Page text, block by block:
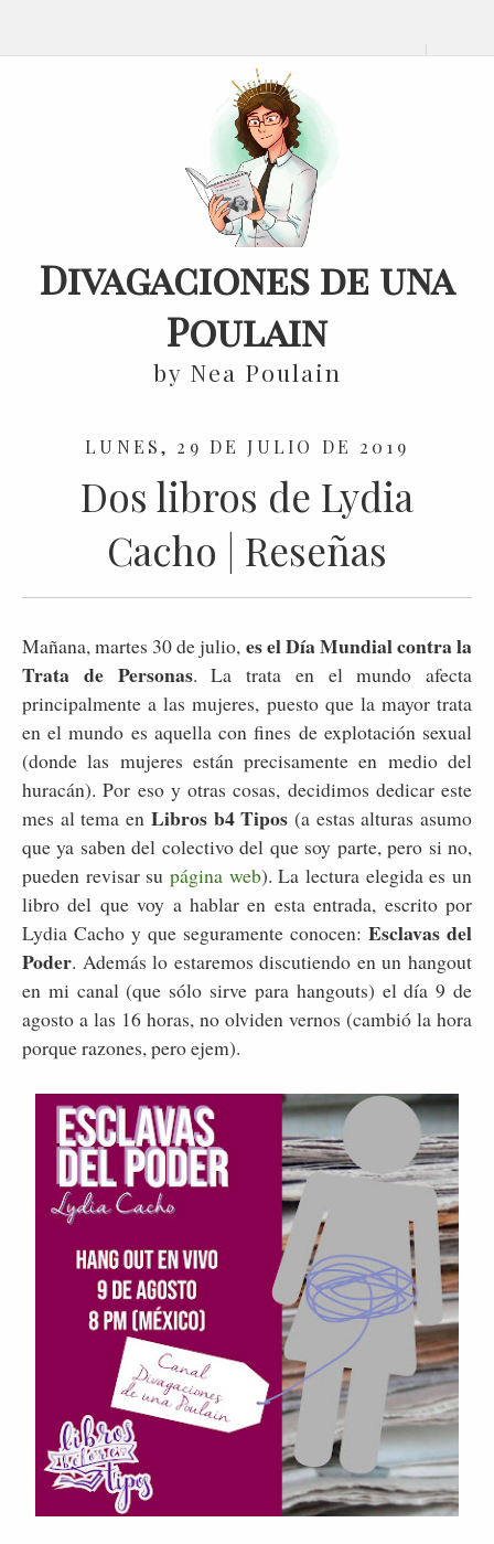
Divagaciones de una
Poulain
by Nea Poulain
LUNES, 29 DE JULIO DE 2019
Dos libros de Lydia
Cacho | Reseñas
Mañana, martes 30 de julio, es el Día Mundial contra la
Trata de Personas. La trata en el mundo afecta
principalmente a las mujeres, puesto que la mayor trata
en el mundo es aquella con fines de explotación sexual
(donde las mujeres están precisamente en medio del
huracán). Por eso y otras cosas, decidimos dedicar este
mes al tema en Libros b4 Tipos (a estas alturas asumo
que ya saben del colectivo del que soy parte, pero si no,
pueden revisar su página web). La lectura elegida es un
libro del que voy a hablar en esta entrada, escrito por
Lydia Cacho y que seguramente conocen: Esclavas del
Poder. Además lo estaremos discutiendo en un hangout
en mi canal (que sólo sirve para hangouts) el día 9 de
agosto a las 16 horas, no olviden vernos (cambió la hora
porque razones, pero ejem).